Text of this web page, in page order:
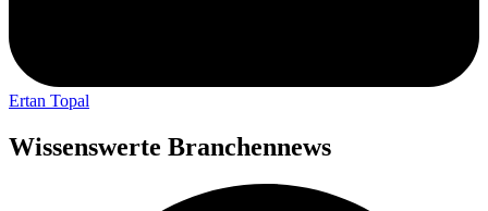
Ertan Topal
Wissenswerte Branchennews